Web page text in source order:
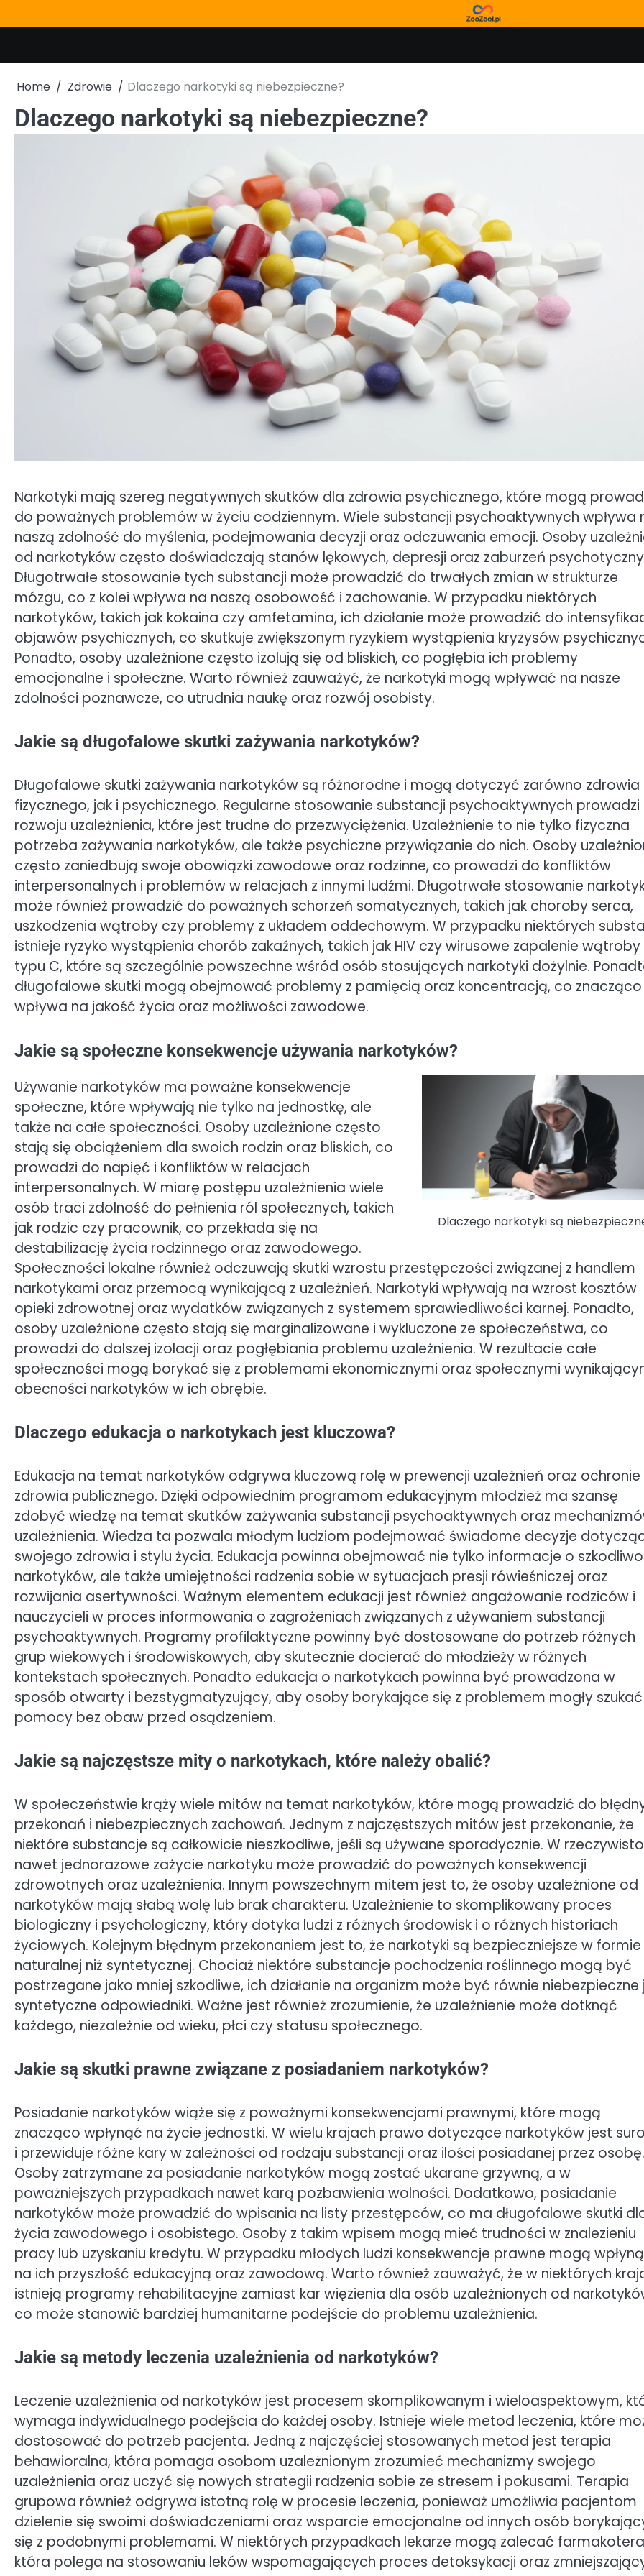
to
Home Zdrowie Dlaczego narkotyki są niebezpieczne?
Dlaczego narkotyki są niebezpieczne?
Narkotyki mają szereg negatywnych skutków dla zdrowia psychicznego, które mogą
do poważnych problemów w życiu codziennym. Wiele substancji psychoaktywnych wpływa
naszą zdolność do myślenia, podejmowania decyzji oraz odczuwania emocji. Osoby
od narkotyków często doświadczają stanów lękowych, depresji oraz zaburzeń
Długotrwałe stosowanie tych substancji może prowadzić do trwałych zmian w strukturze
mózgu, co z kolei wpływa na naszą osobowość i zachowanie. W przypadku niektórych
narkotyków, takich jak kokaina czy amfetamina, ich działanie może prowadzić do
objawów psychicznych, co skutkuje zwiększonym ryzykiem wystąpienia kryzysów
Ponadto, osoby uzależnione często izolują się od bliskich, co pogłębia ich problemy
emocjonalne i społeczne. Warto również zauważyć, że narkotyki mogą wpływać na nasze
zdolności poznawcze, co utrudnia naukę oraz rozwój osobisty.
Jakie są długofalowe skutki zażywania narkotyków?
Długofalowe skutki zażywania narkotyków są różnorodne i mogą dotyczyć zarówno zdrowia
fizycznego, jak i psychicznego. Regularne stosowanie substancji psychoaktywnych prowadzi
rozwoju uzależnienia, które jest trudne do przezwyciężenia. Uzależnienie to nie tylko fizyczna
potrzeba zażywania narkotyków, ale także psychiczne przywiązanie do nich. Osoby
często zaniedbują swoje obowiązki zawodowe oraz rodzinne, co prowadzi do konfliktów
interpersonalnych i problemów w relacjach z innymi ludźmi. Długotrwałe stosowanie
może również prowadzić do poważnych schorzeń somatycznych, takich jak choroby serca,
uszkodzenia wątroby czy problemy z układem oddechowym. W przypadku niektórych
istnieje ryzyko wystąpienia chorób zakaźnych, takich jak HIV czy wirusowe zapalenie wątroby
typu C, które są szczególnie powszechne wśród osób stosujących narkotyki dożylnie.
długofalowe skutki mogą obejmować problemy z pamięcią oraz koncentracją, co znacząco
wpływa na jakość życia oraz możliwości zawodowe.
Jakie są społeczne konsekwencje używania narkotyków?
Dlaczego narkotyki są
Używanie narkotyków ma poważne konsekwencje
społeczne, które wpływają nie tylko na jednostkę, ale
także na całe społeczności. Osoby uzależnione często
stają się obciążeniem dla swoich rodzin oraz bliskich, co
prowadzi do napięć i konfliktów w relacjach
interpersonalnych. W miarę postępu uzależnienia wiele
osób traci zdolność do pełnienia ról społecznych, takich
jak rodzic czy pracownik, co przekłada się na
destabilizację życia rodzinnego oraz zawodowego.
Społeczności lokalne również odczuwają skutki wzrostu przestępczości związanej z handlem
narkotykami oraz przemocą wynikającą z uzależnień. Narkotyki wpływają na wzrost kosztów
opieki zdrowotnej oraz wydatków związanych z systemem sprawiedliwości karnej. Ponadto,
osoby uzależnione często stają się marginalizowane i wykluczone ze społeczeństwa, co
prowadzi do dalszej izolacji oraz pogłębiania problemu uzależnienia. W rezultacie całe
społeczności mogą borykać się z problemami ekonomicznymi oraz społecznymi
obecności narkotyków w ich obrębie.
Dlaczego edukacja o narkotykach jest kluczowa?
Edukacja na temat narkotyków odgrywa kluczową rolę w prewencji uzależnień oraz ochronie
zdrowia publicznego. Dzięki odpowiednim programom edukacyjnym młodzież ma szansę
zdobyć wiedzę na temat skutków zażywania substancji psychoaktywnych oraz
uzależnienia. Wiedza ta pozwala młodym ludziom podejmować świadome decyzje
swojego zdrowia i stylu życia. Edukacja powinna obejmować nie tylko informacje o
narkotyków, ale także umiejętności radzenia sobie w sytuacjach presji rówieśniczej oraz
rozwijania asertywności. Ważnym elementem edukacji jest również angażowanie rodziców i
nauczycieli w proces informowania o zagrożeniach związanych z używaniem substancji
psychoaktywnych. Programy profilaktyczne powinny być dostosowane do potrzeb różnych
grup wiekowych i środowiskowych, aby skutecznie docierać do młodzieży w różnych
kontekstach społecznych. Ponadto edukacja o narkotykach powinna być prowadzona w
sposób otwarty i bezstygmatyzujący, aby osoby borykające się z problemem mogły szukać
pomocy bez obaw przed osądzeniem.
Jakie są najczęstsze mity o narkotykach, które należy obalić?
W społeczeństwie krąży wiele mitów na temat narkotyków, które mogą prowadzić do
przekonań i niebezpiecznych zachowań. Jednym z najczęstszych mitów jest przekonanie, że
niektóre substancje są całkowicie nieszkodliwe, jeśli są używane sporadycznie. W
nawet jednorazowe zażycie narkotyku może prowadzić do poważnych konsekwencji
zdrowotnych oraz uzależnienia. Innym powszechnym mitem jest to, że osoby uzależnione od
narkotyków mają słabą wolę lub brak charakteru. Uzależnienie to skomplikowany proces
biologiczny i psychologiczny, który dotyka ludzi z różnych środowisk i o różnych historiach
życiowych. Kolejnym błędnym przekonaniem jest to, że narkotyki są bezpieczniejsze w formie
naturalnej niż syntetycznej. Chociaż niektóre substancje pochodzenia roślinnego mogą być
postrzegane jako mniej szkodliwe, ich działanie na organizm może być równie niebezpieczne
syntetyczne odpowiedniki. Ważne jest również zrozumienie, że uzależnienie może dotknąć
każdego, niezależnie od wieku, płci czy statusu społecznego.
Jakie są skutki prawne związane z posiadaniem narkotyków?
Posiadanie narkotyków wiąże się z poważnymi konsekwencjami prawnymi, które mogą
znacząco wpłynąć na życie jednostki. W wielu krajach prawo dotyczące narkotyków jest
i przewiduje różne kary w zależności od rodzaju substancji oraz ilości posiadanej przez osobę.
Osoby zatrzymane za posiadanie narkotyków mogą zostać ukarane grzywną, a w
poważniejszych przypadkach nawet karą pozbawienia wolności. Dodatkowo, posiadanie
narkotyków może prowadzić do wpisania na listy przestępców, co ma długofalowe skutki
życia zawodowego i osobistego. Osoby z takim wpisem mogą mieć trudności w znalezieniu
pracy lub uzyskaniu kredytu. W przypadku młodych ludzi konsekwencje prawne mogą
na ich przyszłość edukacyjną oraz zawodową. Warto również zauważyć, że w niektórych
istnieją programy rehabilitacyjne zamiast kar więzienia dla osób uzależnionych od
co może stanowić bardziej humanitarne podejście do problemu uzależnienia.
Jakie są metody leczenia uzależnienia od narkotyków?
Leczenie uzależnienia od narkotyków jest procesem skomplikowanym i wieloaspektowym,
wymaga indywidualnego podejścia do każdej osoby. Istnieje wiele metod leczenia, które
dostosować do potrzeb pacjenta. Jedną z najczęściej stosowanych metod jest terapia
behawioralna, która pomaga osobom uzależnionym zrozumieć mechanizmy swojego
uzależnienia oraz uczyć się nowych strategii radzenia sobie ze stresem i pokusami. Terapia
grupowa również odgrywa istotną rolę w procesie leczenia, ponieważ umożliwia pacjentom
dzielenie się swoimi doświadczeniami oraz wsparcie emocjonalne od innych osób
się z podobnymi problemami. W niektórych przypadkach lekarze mogą zalecać
która polega na stosowaniu leków wspomagających proces detoksykacji oraz